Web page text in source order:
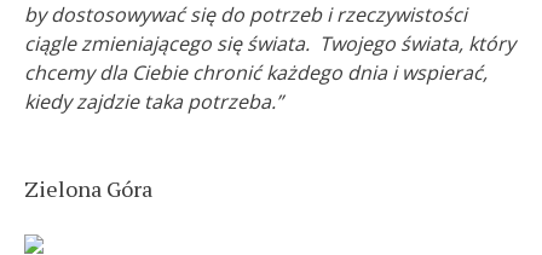
by dostosowywać się do potrzeb i rzeczywistości
ciągle zmieniającego się świata. Twojego świata, który
chcemy dla Ciebie chronić każdego dnia i wspierać,
kiedy zajdzie taka potrzeba.”
Zielona Góra